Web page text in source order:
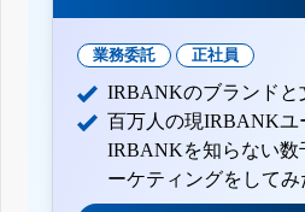
業務委託 正社員
IRBANKのブランドと
百万人の現IRBANKユ
IRBANKを知らない数
ーケティングをしてみ